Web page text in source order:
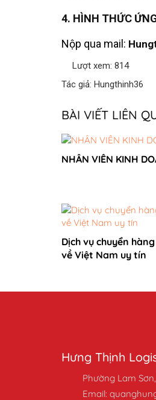
4. HÌNH THỨC
Nộp qua mail:
Lượt xem: 814
Tác giả: Hungthinh36
BÀI VIẾT LIÊN
NHÂN VIÊN KINH
Dịch vụ chuyển
về Việt Nam uy tín
Hưng Thịnh
Phường Lam
Email: